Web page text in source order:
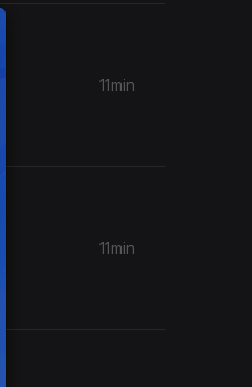
11min
11min